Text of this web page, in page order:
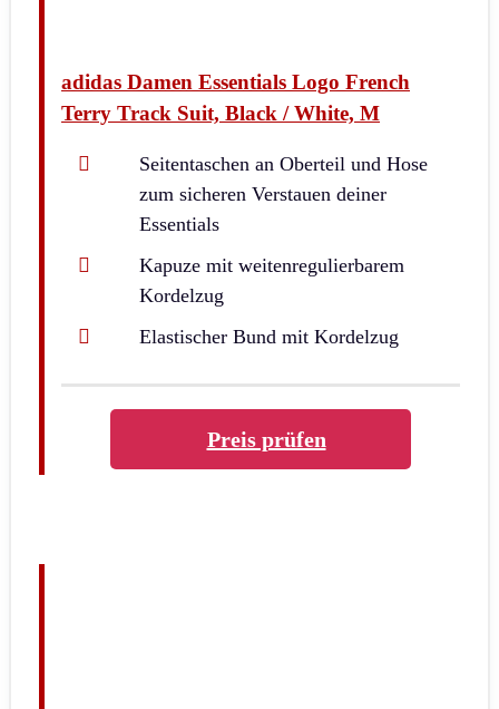
adidas Damen Essentials Logo French
Terry Track Suit, Black / White, M
Seitentaschen an Oberteil und Hose
zum sicheren Verstauen deiner
Essentials
Kapuze mit weitenregulierbarem
Kordelzug
Elastischer Bund mit Kordelzug
Preis prüfen